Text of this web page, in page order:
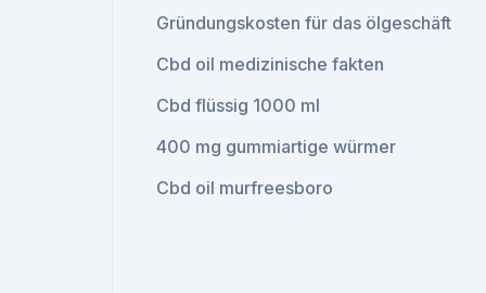
Gründungskosten für das ölgeschäft
Cbd oil medizinische fakten
Cbd flüssig 1000 ml
400 mg gummiartige würmer
Cbd oil murfreesboro